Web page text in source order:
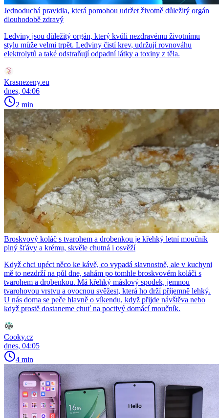
Jednoduchá pravidla, která pomohou udržet životně důležitý orgán
dlouhodobě zdravý
Ledviny jsou důležitý orgán, který kvůli nezdravému životnímu
stylu může velmi trpět. Ledviny čistí krev, udržují rovnováhu
elektrolytů a také odstraňují odpadní látky a toxiny z těla.
Krasnezeny.eu
dnes, 04:06
2 min
Broskvový koláč s tvarohem a drobenkou je křehký letní moučník
plný šťávy a krému, skvěle chutná i osvěží
Když chci upéct něco ke kávě, co vypadá slavnostně, ale v kuchyni
mě to nezdrží na půl dne, sahám po tomhle broskvovém koláči s
tvarohem a drobenkou. Má křehký máslový spodek, jemnou
tvarohovou vrstvu a ovocnou svěžest, která ho drží příjemně lehký.
U nás doma se peče hlavně o víkendu, když přijde návštěva nebo
když prostě dostaneme chuť na poctivý domácí moučník.
Cooky.cz
dnes, 04:05
4 min